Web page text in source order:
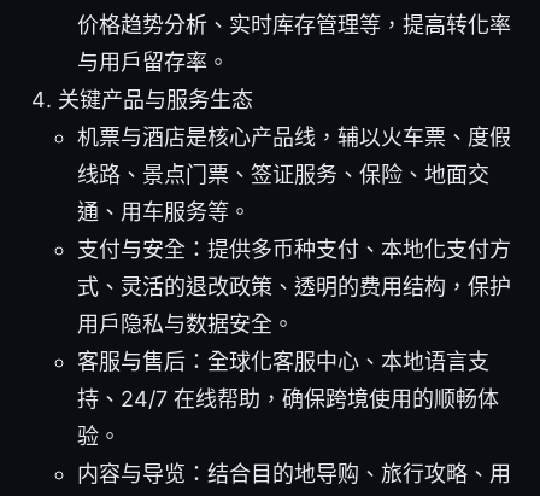
价格趋势分析、实时库存管理等，提高转化率
与用户留存率。
关键产品与服务生态
机票与酒店是核心产品线，辅以火车票、度假
线路、景点门票、签证服务、保险、地面交
通、用车服务等。
支付与安全：提供多币种支付、本地化支付方
式、灵活的退改政策、透明的费用结构，保护
用户隐私与数据安全。
客服与售后：全球化客服中心、本地语言支
持、24/7 在线帮助，确保跨境使用的顺畅体
验。
内容与导览：结合目的地导购、旅行攻略、用